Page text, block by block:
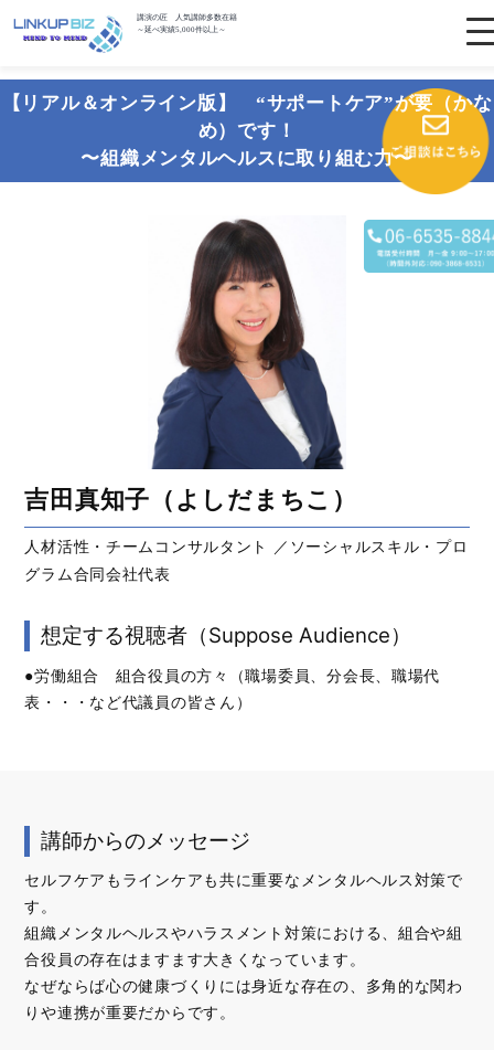
講演の匠 人気講師多数在籍
～延べ実績5,000件以上～
【リアル＆オンライン版】 “サポートケア”が要（かな
め）です！
〜組織メンタルヘルスに取り組む力〜
吉田真知子（よしだまちこ）
人材活性・チームコンサルタント ／ソーシャルスキル・プロ
グラム合同会社代表
想定する視聴者（Suppose Audience）
●労働組合 組合役員の方々（職場委員、分会長、職場代
表・・・など代議員の皆さん）
講師からのメッセージ
セルフケアもラインケアも共に重要なメンタルヘルス対策で
す。
組織メンタルヘルスやハラスメント対策における、組合や組
合役員の存在はますます大きくなっています。
なぜならば心の健康づくりには身近な存在の、多角的な関わ
りや連携が重要だからです。